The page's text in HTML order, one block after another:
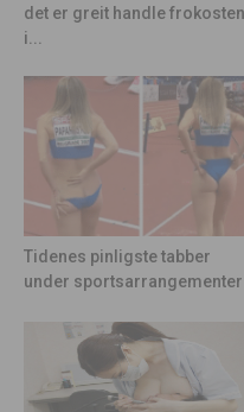
det er greit handle frokosten
i...
Tidenes pinligste tabber
under sportsarrangementer